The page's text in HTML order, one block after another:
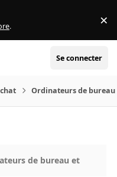
. ×
Se connecter
Ordinateurs de bureau
de bureau et